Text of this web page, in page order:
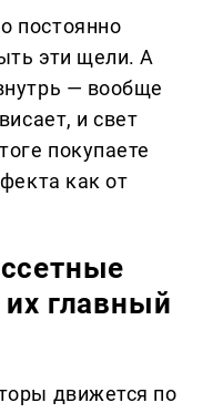
постоянно
эти щели. А
— вообще
и свет
покупаете
как от
главный
движется по